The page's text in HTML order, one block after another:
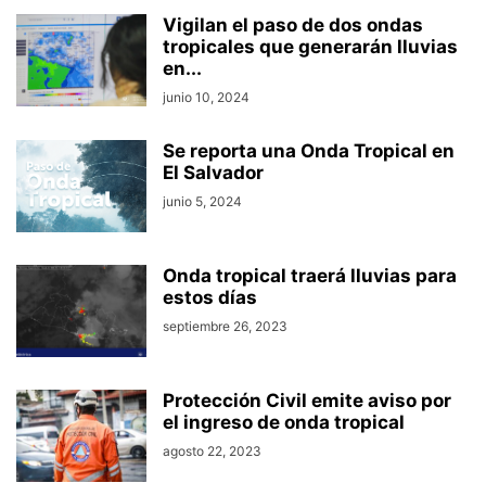
Vigilan el paso de dos ondas
tropicales que generarán lluvias
en...
junio 10, 2024
Se reporta una Onda Tropical en
El Salvador
junio 5, 2024
Onda tropical traerá lluvias para
estos días
septiembre 26, 2023
Protección Civil emite aviso por
el ingreso de onda tropical
agosto 22, 2023